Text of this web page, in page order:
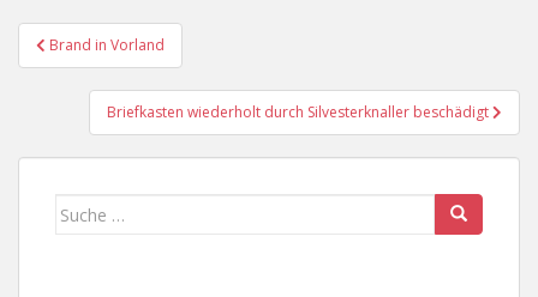
Beitragsnavigation
Brand in Vorland
Briefkasten wiederholt durch Silvesterknaller beschädigt
Suche